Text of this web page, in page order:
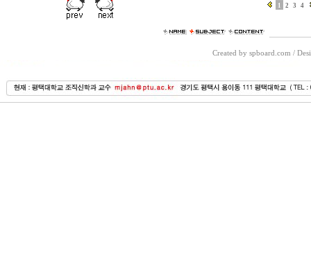
1 2 3 4
Created by spboard.com /